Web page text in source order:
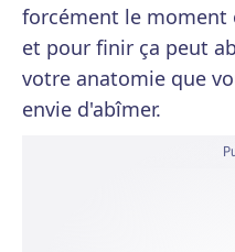
forcément le moment
et pour finir ça peut
votre anatomie que
envie d'abîmer.